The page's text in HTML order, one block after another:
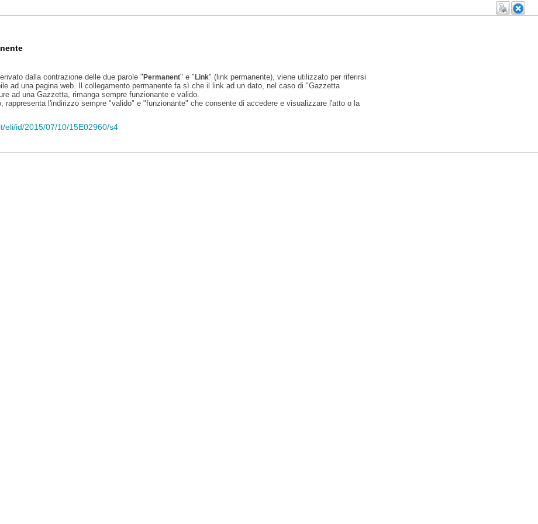
dalla contrazione delle due parole "Permanent" e "Link" (link permanente), viene utilizzato per riferirsi
ad una pagina web. Il collegamento permanente fa sì che il link ad un dato, nel caso di "Gazzetta
ad una Gazzetta, rimanga sempre funzionante e valido.
rappresenta l'indirizzo sempre "valido" e "funzionante" che consente di accedere e visualizzare l'atto o la
eli/id/2015/07/10/15E02960/s4